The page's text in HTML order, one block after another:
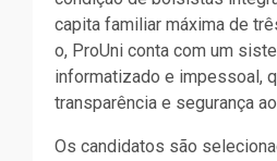
capita familiar máxima de
o, ProUni conta com um
informatizado e impessoal,
transparência e segurança
Os candidatos são